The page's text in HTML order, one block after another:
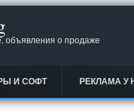
объявления о продаже
И СОФТ РЕКЛАМА У